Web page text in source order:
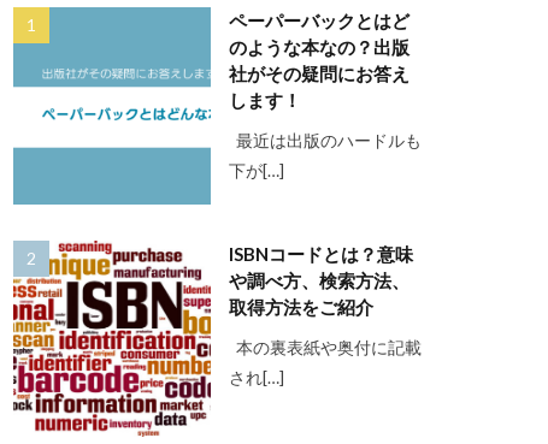
ペーパーバックとはど
のような本なの？出版
社がその疑問にお答え
します！
最近は出版のハードルも
下が[…]
ISBNコードとは？意味
や調べ方、検索方法、
取得方法をご紹介
本の裏表紙や奥付に記載
され[…]